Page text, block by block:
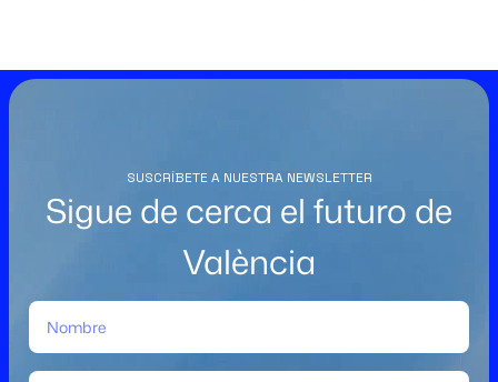
SUSCRÍBETE A NUESTRA NEWSLETTER
Sigue de cerca el futuro de
València